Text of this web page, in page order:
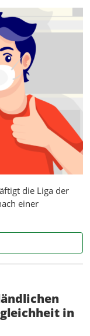
die Liga der
einer
für
in